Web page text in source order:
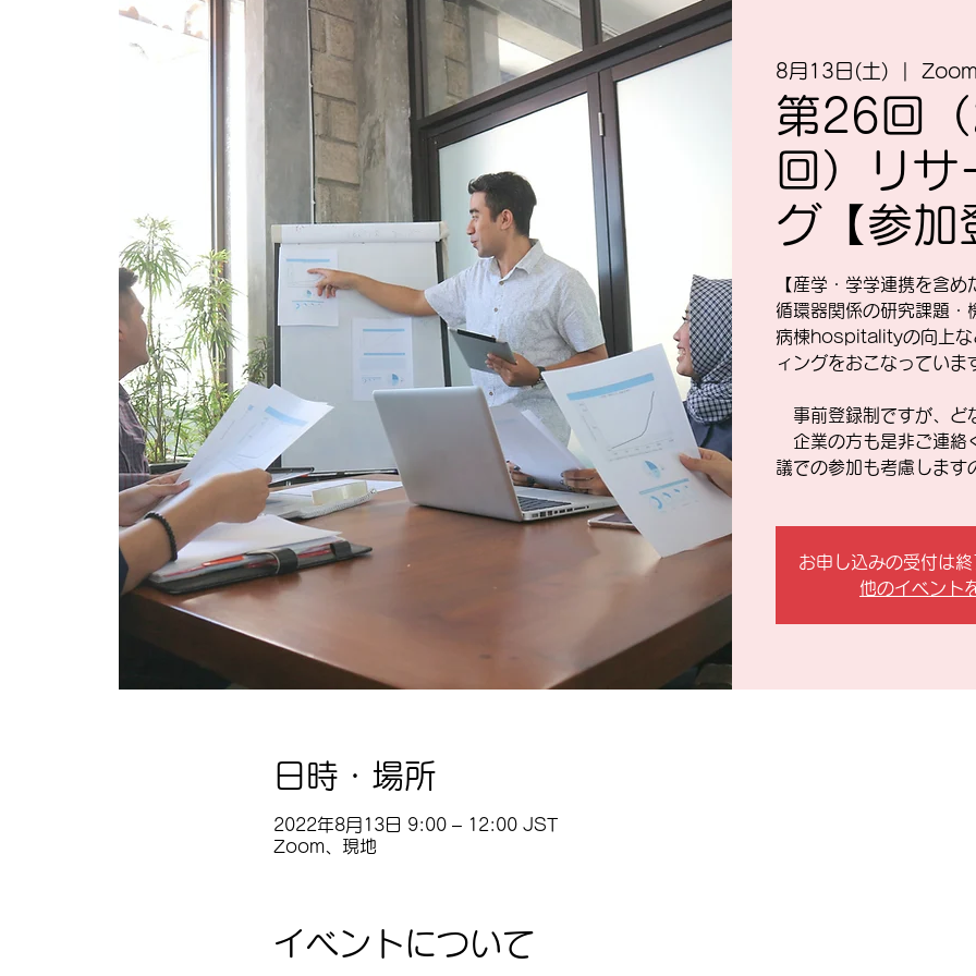
8月13日(土)
第26回
回）リサ
グ【参
【産学・学学連携を含め
循環器関係の研究課題・
病棟hospitalityの向上な
ィングをおこなっていま
事前登録制ですが、ど
企業の方も是非ご連絡
議での参加も考慮します
お申し込みの受付は終
他のイベント
日時・場所
2022年8月13日 9:00 – 12:00 JST
Zoom、現地
イベントについて